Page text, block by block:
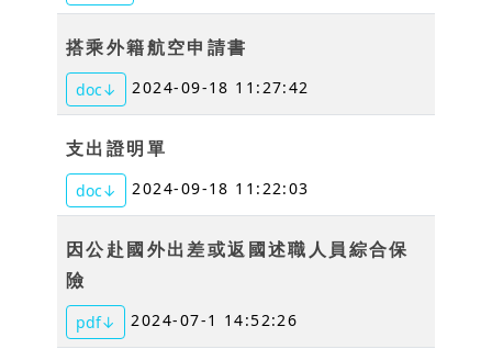
搭乘外籍航空申請書
doc↓ 2024-09-18 11:27:42
支出證明單
doc↓ 2024-09-18 11:22:03
因公赴國外出差或返國述職人員綜合保
險
pdf↓ 2024-07-1 14:52:26